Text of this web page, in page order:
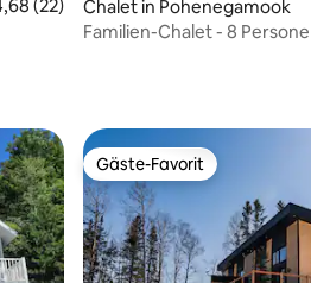
Bewertung: 4,68 von
(22)
Chalet in Pohenegamook
Familien-Chalet - 8
Gäste-Favorit
Gäste-Favorit